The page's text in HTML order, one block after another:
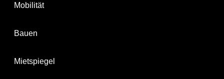
Mobilität
Bauen
Mietspiegel